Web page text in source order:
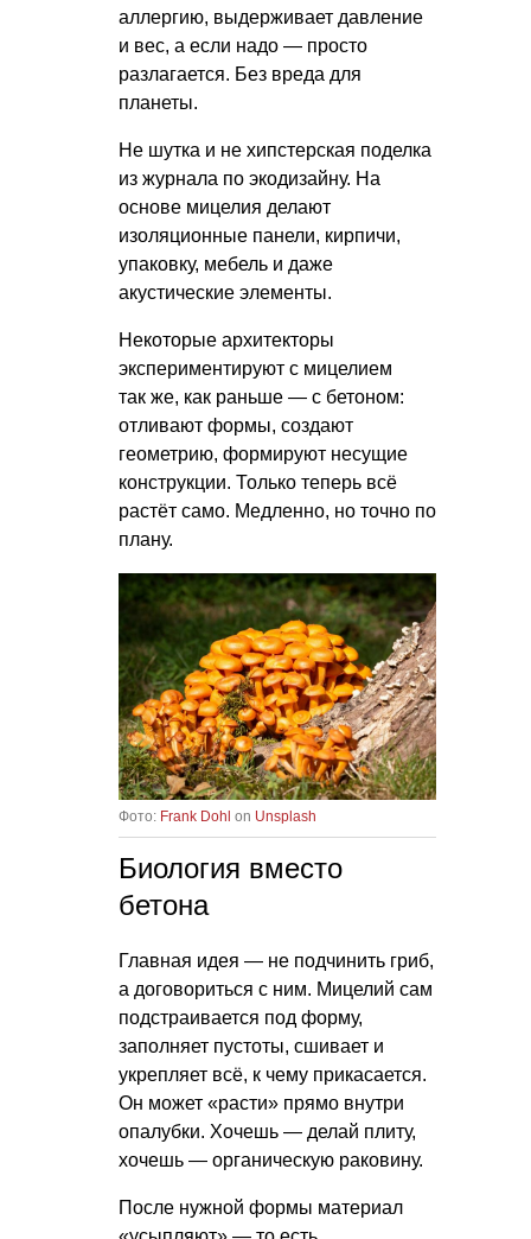
аллергию, выдерживает давление
и вес, а если надо — просто
разлагается. Без вреда для
планеты.
Не шутка и не хипстерская поделка
из журнала по экодизайну. На
основе мицелия делают
изоляционные панели, кирпичи,
упаковку, мебель и даже
акустические элементы.
Некоторые архитекторы
экспериментируют с мицелием
так же, как раньше — с бетоном:
отливают формы, создают
геометрию, формируют несущие
конструкции. Только теперь всё
растёт само. Медленно, но точно по
плану.
Фото: Frank Dohl on Unsplash
Биология вместо
бетона
Главная идея — не подчинить гриб,
а договориться с ним. Мицелий сам
подстраивается под форму,
заполняет пустоты, сшивает и
укрепляет всё, к чему прикасается.
Он может «расти» прямо внутри
опалубки. Хочешь — делай плиту,
хочешь — органическую раковину.
После нужной формы материал